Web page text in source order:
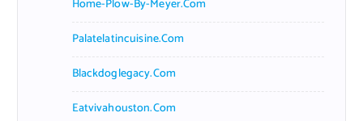
Home-Plow-By-Meyer.com
Palatelatincuisine.com
Blackdoglegacy.com
Eatvivahouston.com